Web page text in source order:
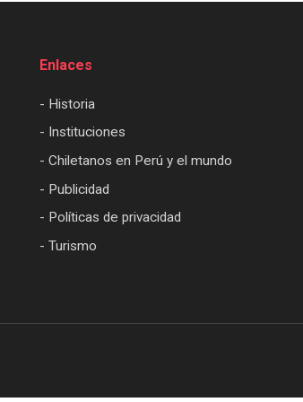
Enlaces
- Historia
- Instituciones
- Chiletanos en Perú y el mundo
- Publicidad
- Políticas de privacidad
- Turismo